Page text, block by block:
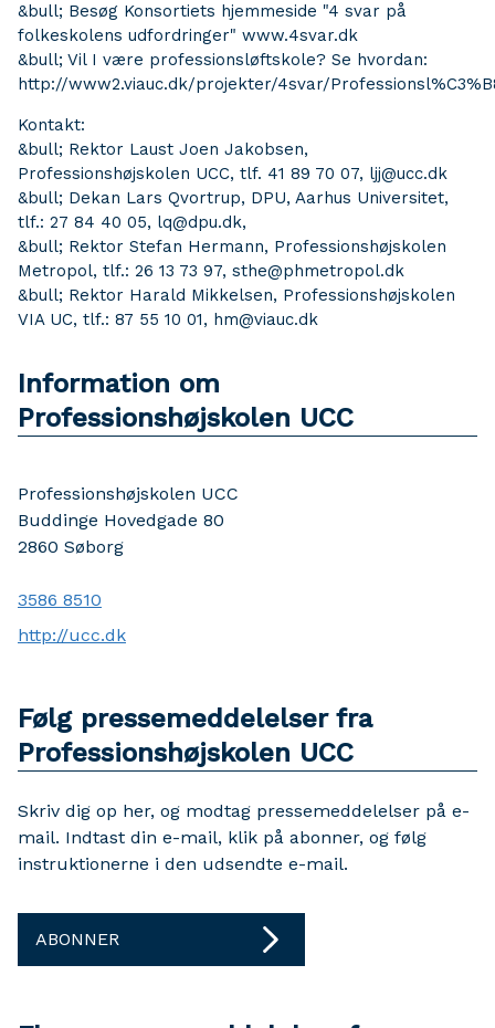
&bull; Besøg Konsortiets hjemmeside "4 svar på
folkeskolens udfordringer" www.4svar.dk
&bull; Vil I være professionsløftskole? Se hvordan:
http://www2.viauc.dk/projekter/4svar/
Kontakt:
&bull; Rektor Laust Joen Jakobsen,
Professionshøjskolen UCC, tlf. 41 89 70 07, ljj@ucc.dk
&bull; Dekan Lars Qvortrup, DPU, Aarhus Universitet,
tlf.: 27 84 40 05, lq@dpu.dk,
&bull; Rektor Stefan Hermann, Professionshøjskolen
Metropol, tlf.: 26 13 73 97, sthe@phmetropol.dk
&bull; Rektor Harald Mikkelsen, Professionshøjskolen
VIA UC, tlf.: 87 55 10 01, hm@viauc.dk
Information om
Professionshøjskolen UCC
Professionshøjskolen UCC
Buddinge Hovedgade 80
2860 Søborg
3586 8510
http://ucc.dk
Følg pressemeddelelser fra
Professionshøjskolen UCC
Skriv dig op her, og modtag pressemeddelelser på e-
mail. Indtast din e-mail, klik på abonner, og følg
instruktionerne i den udsendte e-mail.
ABONNER